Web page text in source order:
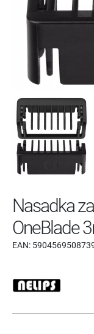
Nasadka
OneBlade
EAN: